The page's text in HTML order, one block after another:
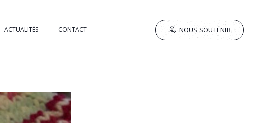
ACTUALITÉS CONTACT NOUS SOUTENIR